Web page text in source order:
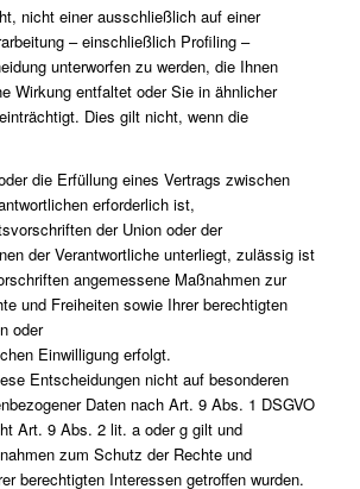
nicht einer ausschließlich auf einer
– einschließlich Profiling –
unterworfen zu werden, die Ihnen
Wirkung entfaltet oder Sie in ähnlicher
Dies gilt nicht, wenn die
die Erfüllung eines Vertrags zwischen
erforderlich ist,
der Union oder der
der Verantwortliche unterliegt, zulässig ist
angemessene Maßnahmen zur
und Freiheiten sowie Ihrer berechtigten
oder
Einwilligung erfolgt.
Entscheidungen nicht auf besonderen
Daten nach Art. 9 Abs. 1 DSGVO
Art. 9 Abs. 2 lit. a oder g gilt und
zum Schutz der Rechte und
berechtigten Interessen getroffen wurden.